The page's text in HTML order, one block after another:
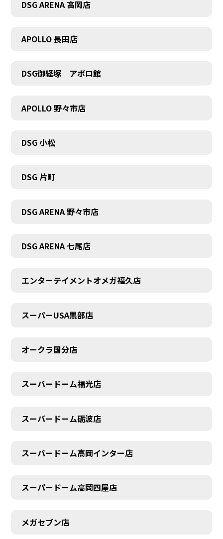
DSG ARENA 高岡店
APOLLO 長田店
DSG御経塚 アポロ館
APOLLO 野々市店
DSG 小松
DSG 片町
DSG ARENA 野々市店
DSG ARENA 七尾店
エンターテイメントオメガ福久店
スーパーUSA黒部店
オークラ国分店
スーパードーム福光店
スーパードーム砺波店
スーパードーム高岡インター店
スーパードーム高岡四屋店
メガセブン店